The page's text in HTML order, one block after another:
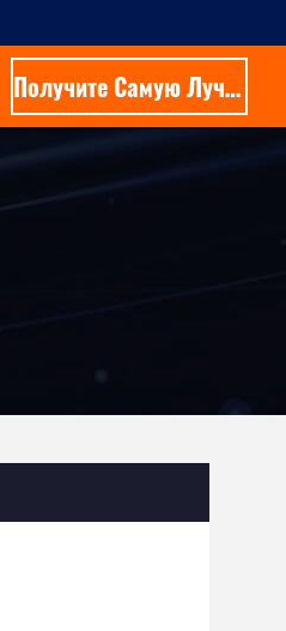
Получите Самую Лучшую Цену